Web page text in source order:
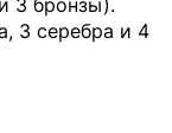
3 серебра и 4